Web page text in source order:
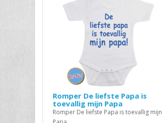
Romper De liefste Papa is
toevallig mijn Papa
Romper De liefste Papa is toevallig mijn